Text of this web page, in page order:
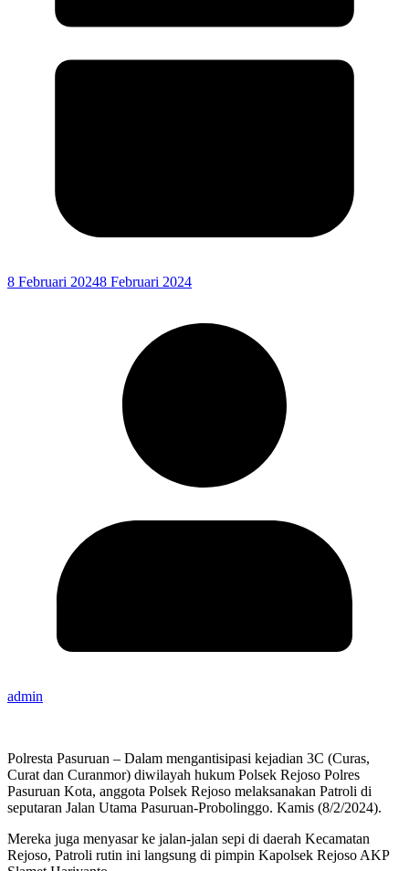
8 Februari 20248 Februari 2024
admin
Polresta Pasuruan – Dalam mengantisipasi kejadian 3C (Curas,
Curat dan Curanmor) diwilayah hukum Polsek Rejoso Polres
Pasuruan Kota, anggota Polsek Rejoso melaksanakan Patroli di
seputaran Jalan Utama Pasuruan-Probolinggo. Kamis (8/2/2024).
Mereka juga menyasar ke jalan-jalan sepi di daerah Kecamatan
Rejoso, Patroli rutin ini langsung di pimpin Kapolsek Rejoso AKP